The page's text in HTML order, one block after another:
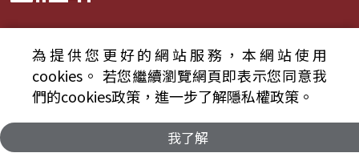
© 2024財團法人中央廣播電臺 版權所有
資通安全政策聲明
服務條款 隱私權條款
為提供您更好的網站服務，本網站使用
cookies。 若您繼續瀏覽網頁即表示您同意我
們的cookies政策，進一步了解隱私權政策。
我了解